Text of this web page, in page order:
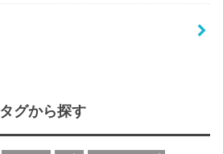
タグから探す